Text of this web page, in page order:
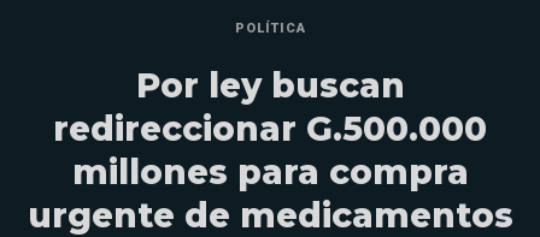
POLÍTICA
Por ley buscan
redireccionar G.500.000
millones para compra
urgente de medicamentos